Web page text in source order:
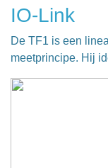
IO-Link
De TF1 is een
meetprincipe. Hij